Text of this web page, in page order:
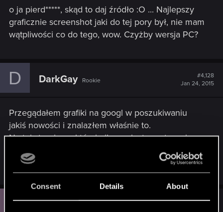
Consent Details About
o ja pierd*****, skąd to daj źródło :O ... Najlepszy
graficznie screenshot jaki do tej pory był, nie mam
wątpliwości co do tego, wow. Czyżby wersja PC?
D DarkGay Rookie
#4,128
Jan 24, 2015
Przegądałem grafiki na googl w poszukiwaniu
jakiś nowości i znalazłem właśnie to.
Na tej stronie na której niby on jest po otwarciu
strony go tam nie ma .
Last edited:Jan 24, 2015
K Kuboniusz
#4,129